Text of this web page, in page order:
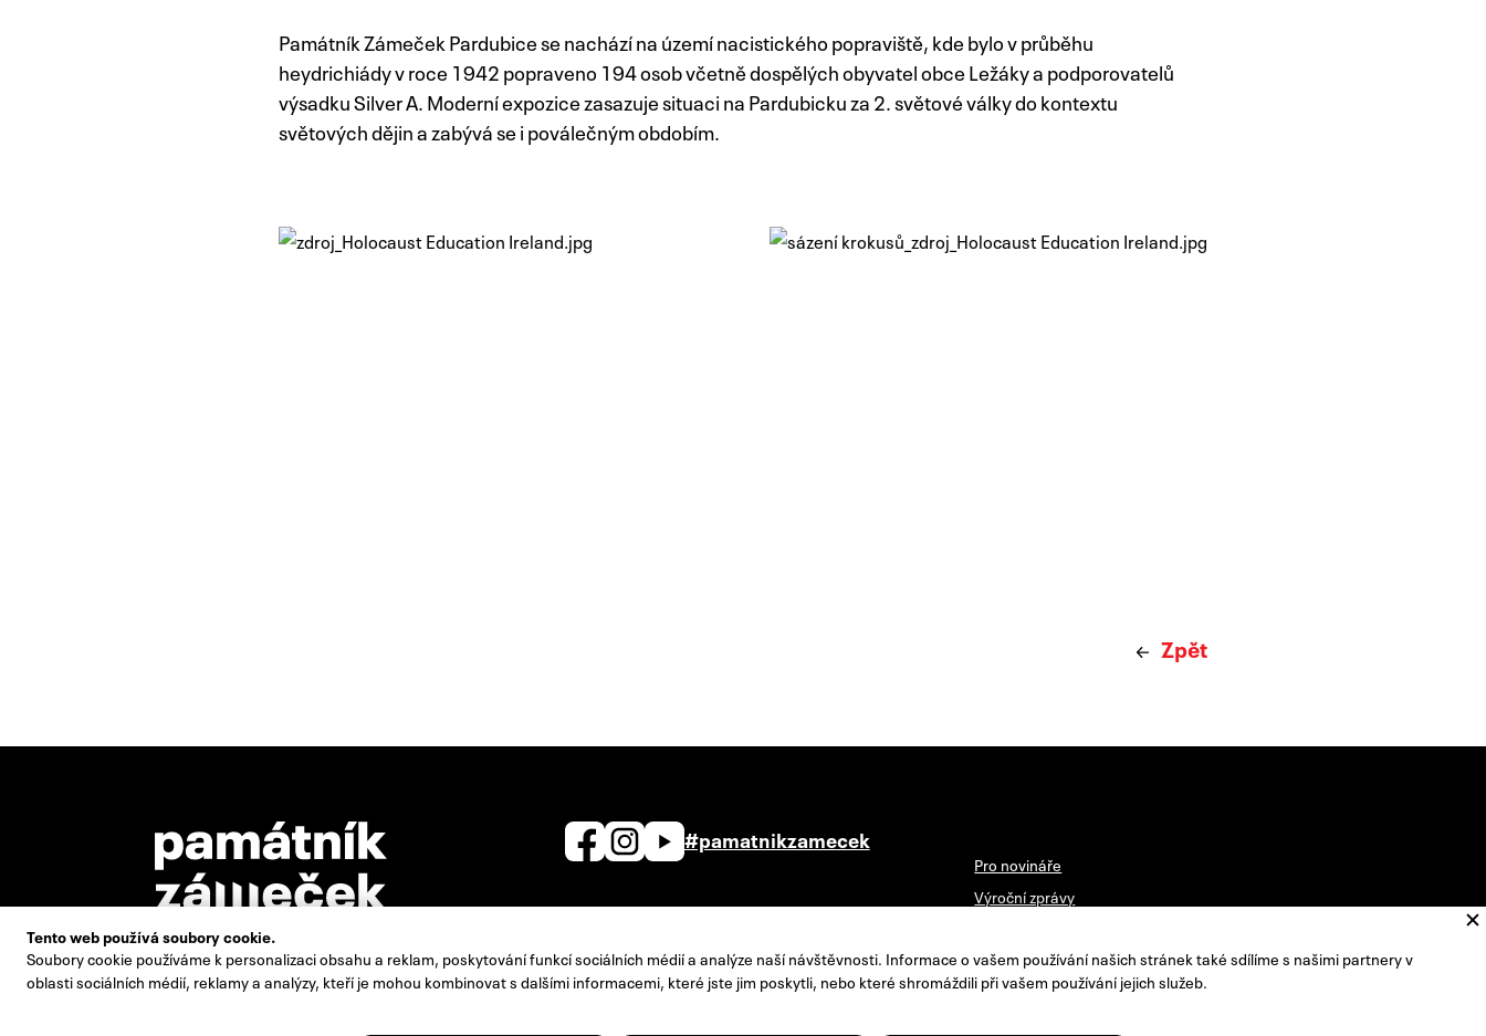
Památník Zámeček Pardubice se nachází na území nacistického popraviště, kde bylo v průběhu
heydrichiády v roce 1942 popraveno 194 osob včetně dospělých obyvatel obce Ležáky a podporovatelů
výsadku Silver A. Moderní expozice zasazuje situaci na Pardubicku za 2. světové války do kontextu
světových dějin a zabývá se i poválečným obdobím.
Zpět
Památník Zámeček Pardubice, p. o., je zřizován
statutárním městem Pardubice.
#pamatnikzamecek
+420 732 895 221
Kontakty
Pro novináře
Výroční zprávy
Poradní sbor ředitele
Zpracování osobních údajů
Tento web používá soubory cookie.
Soubory cookie používáme k personalizaci obsahu a reklam, poskytování funkcí sociálních médií a analýze naší návštěvnosti. Informace o vašem používání našich stránek také sdílíme s našimi partnery v
oblasti sociálních médií, reklamy a analýzy, kteří je mohou kombinovat s dalšími informacemi, které jste jim poskytli, nebo které shromáždili při vašem používání jejich služeb.